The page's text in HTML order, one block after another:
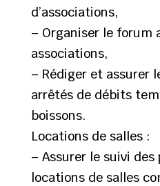
d’associations,
– Organiser le forum
associations,
– Rédiger et assurer
arrêtés de débits
boissons.
Locations de salles :
– Assurer le suivi des
locations de salles